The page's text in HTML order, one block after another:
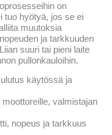
on
tuo hyötyä, jos se ei
muutoksia
ja tarkkuuden
suuri tai pieni laite
pullonkauloihin.
käytössä ja
moottoreille, valmistajan
nopeus ja tarkkuus